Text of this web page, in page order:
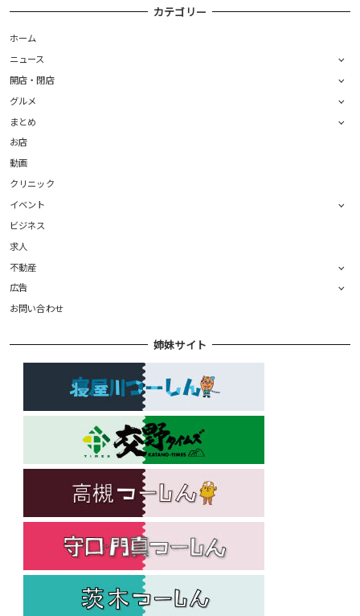
カテゴリー
ホーム
ニュース
開店・閉店
グルメ
まとめ
お店
動画
クリニック
イベント
ビジネス
求人
不動産
広告
お問い合わせ
姉妹サイト